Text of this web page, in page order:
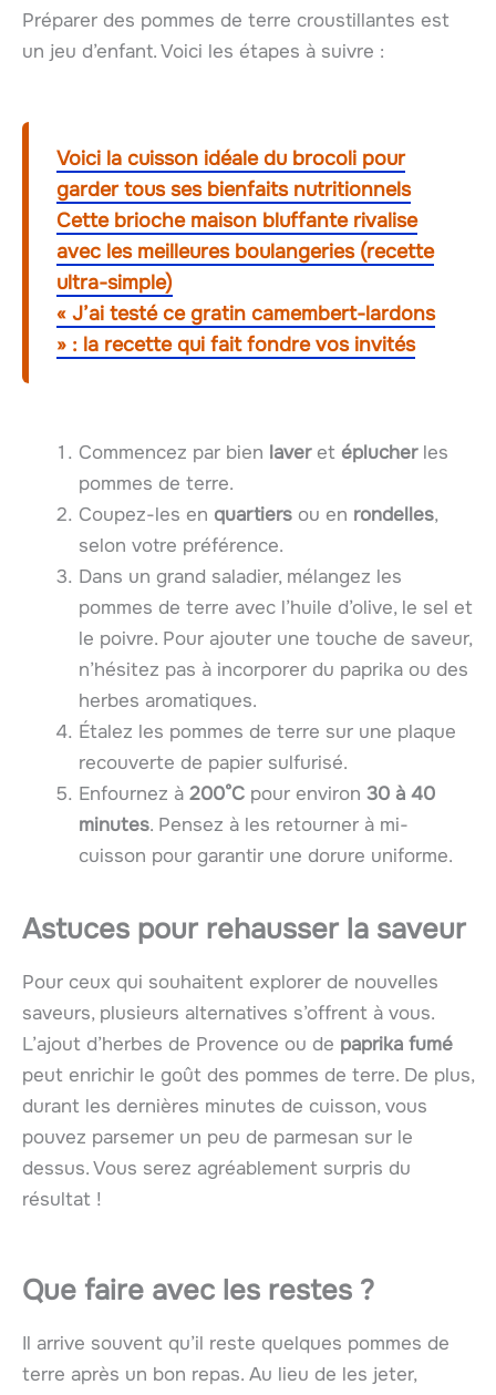
Préparer des pommes de terre croustillantes est
un jeu d’enfant. Voici les étapes à suivre :
Voici la cuisson idéale du brocoli pour
garder tous ses bienfaits nutritionnels
Cette brioche maison bluffante rivalise
avec les meilleures boulangeries (recette
ultra-simple)
« J’ai testé ce gratin camembert-lardons
» : la recette qui fait fondre vos invités
Commencez par bien laveret éplucherles
pommes de terre.
Coupez-les en quartiers ou en rondelles,
selon votre préférence.
Dans un grand saladier, mélangez les
pommes de terre avec l’huile d’olive, le sel et
le poivre. Pour ajouter une touche de saveur,
n’hésitez pas à incorporer du paprika ou des
herbes aromatiques.
Étalez les pommes de terre sur une plaque
recouverte de papier sulfurisé.
Enfournez à 200°C pour environ 30 à 40
minutes. Pensez à les retourner à mi-
cuisson pour garantir une dorure uniforme.
Astuces pour rehausser la saveur
Pour ceux qui souhaitent explorer de nouvelles
saveurs, plusieurs alternatives s’offrent à vous.
L’ajout d’herbes de Provence ou de paprika fumé
peut enrichir le goût des pommes de terre. De plus,
durant les dernières minutes de cuisson, vous
pouvez parsemer un peu de parmesan sur le
dessus. Vous serez agréablement surpris du
résultat !
Que faire avec les restes ?
Il arrive souvent qu’il reste quelques pommes de
terre après un bon repas. Au lieu de les jeter,